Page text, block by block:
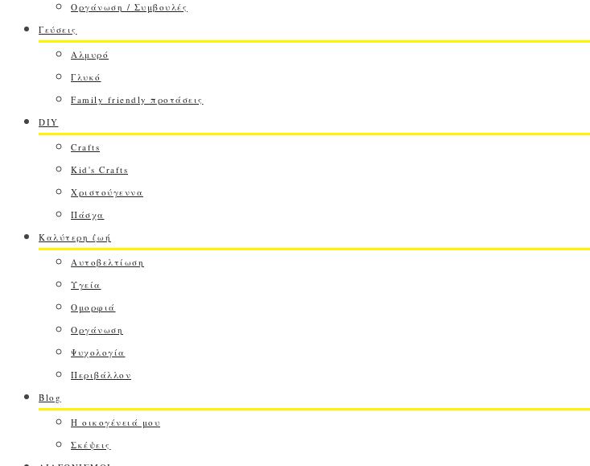
Οργάνωση / Συμβουλές
Γεύσεις
Αλμυρό
Γλυκό
Family friendly προτάσεις
DIY
Crafts
Kid's Crafts
Χριστούγεννα
Πάσχα
Καλύτερη ζωή
Αυτοβελτίωση
Υγεία
Ομορφιά
Οργάνωση
Ψυχολογία
Περιβάλλον
Blog
Η οικογένειά μου
Σκέψεις